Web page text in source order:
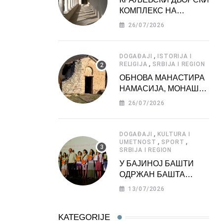
КОМПЛЕКС НА
ДЕДИЊУ –
АТРАКЦИЈА
26/07/2026
DOGAĐAJI , ISTORIJA I
RELIGIJA , SRBIJA I REGION
ОБНОВА МАНАСТИРА
НАМАСИЈА, МОНАШКЕ
ЗАДУЖБИНЕ
26/07/2026
DOGAĐAJI ,KULTURA I
UMETNOST , SPORT ,
SRBIJA I REGION
У БАЈИНОЈ БАШТИ
ОДРЖАН БАШТА
ФЕСТ 2026
13/07/2026
KATEGORIJE